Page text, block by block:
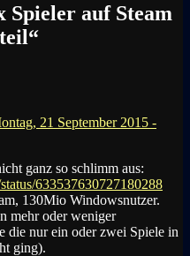
Spieler auf Steam
“
21 September 2015 -
ganz so schlimm aus:
633537630727180288
130Mio Windowsnutzer.
mehr oder weniger
die nur ein oder zwei Spiele in
ging).